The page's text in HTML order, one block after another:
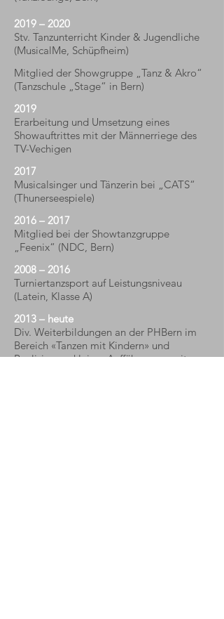
2019 – 2020
Stv. Tanzunterricht Kinder & Jugendliche
(MusicalMe, Schüpfheim)
Mitglied der Showgruppe „Tanz & Akro“
(Tanzschule „Stage“ in Bern)
2019
Erarbeitung und Umsetzung eines
Showauftrittes mit der Männerriege des
TV-Vechigen
2017
Musicalsinger und Tänzerin bei „CATS“
(Thunerseespiele)
2016 – 2017
Mitglied bei der Showtanzgruppe
„Feenix“ (NDC, Bern)
2008 – 2016
Turniertanzsport auf Leistungsniveau
(Latein, Klasse A)
2013 – heute
Div. Weiterbildungen an der PHBern im
Bereich «Tanzen mit Kindern» und
Realisierung kleiner Aufführungen mit